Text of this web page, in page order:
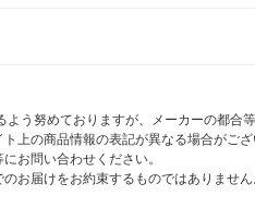
う努めておりますが、メーカーの都
上の商品情報の表記が異なる場合がご
お問い合わせください。
お届けをお約束するものではありませ